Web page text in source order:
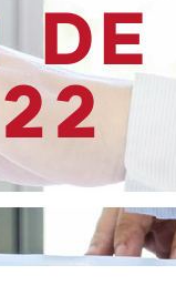
DE